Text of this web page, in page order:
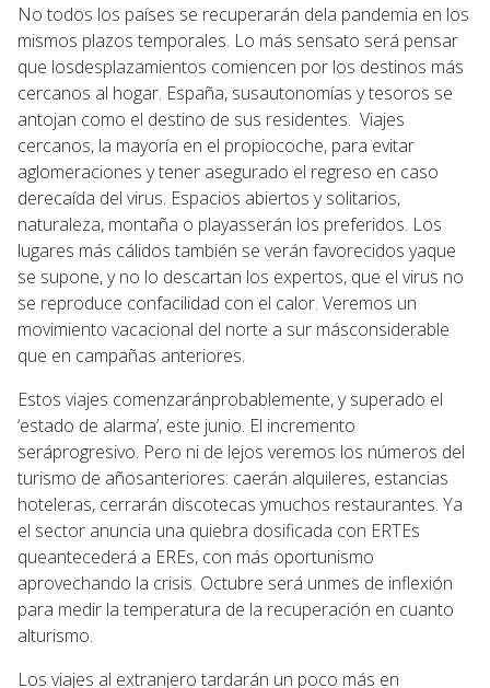
No todos los países se recuperarán dela pandemia en los
mismos plazos temporales. Lo más sensato será pensar
que losdesplazamientos comiencen por los destinos más
cercanos al hogar. España, susautonomías y tesoros se
antojan como el destino de sus residentes. Viajes
cercanos, la mayoría en el propiocoche, para evitar
aglomeraciones y tener asegurado el regreso en caso
derecaída del virus. Espacios abiertos y solitarios,
naturaleza, montaña o playasserán los preferidos. Los
lugares más cálidos también se verán favorecidos yaque
se supone, y no lo descartan los expertos, que el virus no
se reproduce confacilidad con el calor. Veremos un
movimiento vacacional del norte a sur másconsiderable
que en campañas anteriores.
Estos viajes comenzaránprobablemente, y superado el
‘estado de alarma’, este junio. El incremento
seráprogresivo. Pero ni de lejos veremos los números del
turismo de añosanteriores: caerán alquileres, estancias
hoteleras, cerrarán discotecas ymuchos restaurantes. Ya
el sector anuncia una quiebra dosificada con ERTEs
queantecederá a EREs, con más oportunismo
aprovechando la crisis. Octubre será unmes de inflexión
para medir la temperatura de la recuperación en cuanto
alturismo.
Los viajes al extranjero tardarán un poco más en